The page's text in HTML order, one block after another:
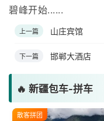
碧峰开始......
上一篇 山庄宾馆
下一篇 邯郸大酒店
🔥 新疆包车-拼车
散客拼团